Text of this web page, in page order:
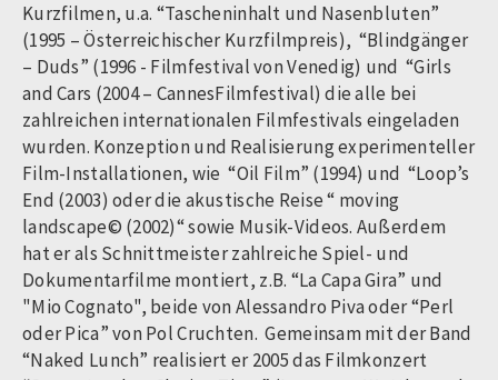
Kurzfilmen, u.a. “Tascheninhalt und Nasenbluten”
(1995 – Österreichischer Kurzfilmpreis), “Blindgänger
– Duds” (1996 - Filmfestival von Venedig) und “Girls
and Cars (2004 – CannesFilmfestival) die alle bei
zahlreichen internationalen Filmfestivals eingeladen
wurden. Konzeption und Realisierung experimenteller
Film-Installationen, wie “Oil Film” (1994) und “Loop’s
End (2003) oder die akustische Reise “ moving
landscape© (2002)“ sowie Musik-Videos. Außerdem
hat er als Schnittmeister zahlreiche Spiel- und
Dokumentarfilme montiert, z.B. “La Capa Gira” und
"Mio Cognato", beide von Alessandro Piva oder “Perl
oder Pica” von Pol Cruchten. Gemeinsam mit der Band
“Naked Lunch” realisiert er 2005 das Filmkonzert